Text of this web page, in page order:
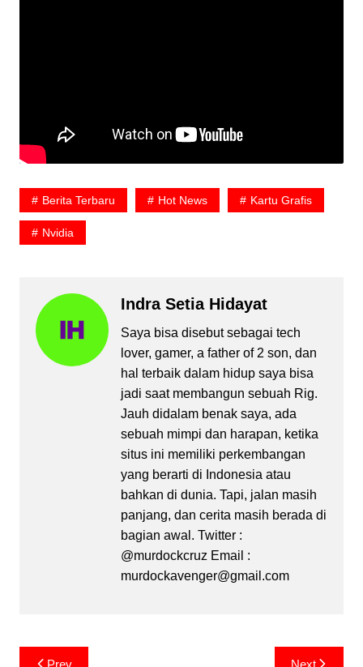
Berita Terbaru Hot News Kartu Grafis
Nvidia
Indra Setia Hidayat
Saya bisa disebut sebagai tech
lover, gamer, a father of 2 son, dan
hal terbaik dalam hidup saya bisa
jadi saat membangun sebuah Rig.
Jauh didalam benak saya, ada
sebuah mimpi dan harapan, ketika
situs ini memiliki perkembangan
yang berarti di Indonesia atau
bahkan di dunia. Tapi, jalan masih
panjang, dan cerita masih berada di
bagian awal. Twitter :
@murdockcruz Email :
murdockavenger@gmail.com
Post